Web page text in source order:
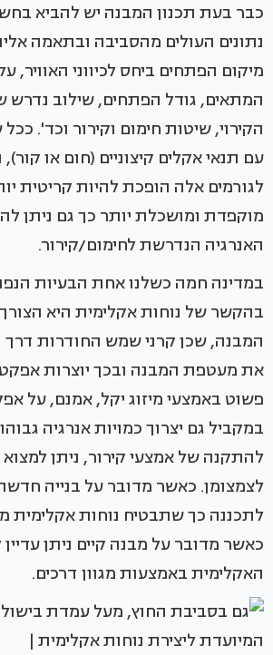
כבר בעת תכנון המבנה יש להביא
נתונים העולים מהסביבה ובתאמה
מיקום הפתחים ביחס לכיווני האוויר,
המתאים, גודל הפתחים, שילוב נדרש
הקירוי, שיטות חימום וקירור וכד'.
עם תנאי אקלים קיצוניים (חום או
לגורמים אלה הופכת להיות קריטית
מוקפדת ומושכלת יותר כך גם ניתן
האנרגיה הנדרשת לחימום/קירור.
במדינה חמה כשלנו אחת הבעיות
בהקשר של נוחות אקלימית היא
המבנה, שכן קרני שמש החודרות
את מעטפת המבנה ובכך יוצרות
פשוט באמצעי מיזוג יקל, אמנם, על
במקביל גם יצרוך כמויות אנרגיה
להתקנה של אמצעי קירור, ניתן למצוא
לצמצומן. כאשר מדובר על בנייה
לתכננה כך שתבטיח נוחות אקלימית
כאשר מדובר על מבנה קיים ניתן
האקלימית באמצעות מגוון דרכים.